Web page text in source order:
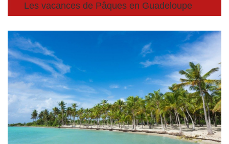
Les vacances de Pâques en Guadeloupe